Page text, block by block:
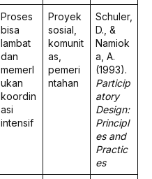
Proses
bisa
lambat
dan
memerl
ukan
koordin
asi
intensif
Proyek
sosial,
komunit
as,
pemeri
ntahan
Schuler,
D., &
Namiok
a, A.
(1993).
Particip
atory
Design:
Principl
es and
Practic
es